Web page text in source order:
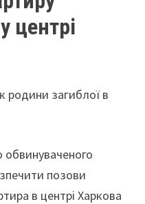
центрі
родини загиблої в
позови
в центрі Харкова